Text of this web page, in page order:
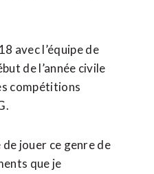
avec l’équipe de
de l’année civile
compétitions
jouer ce genre de
que je